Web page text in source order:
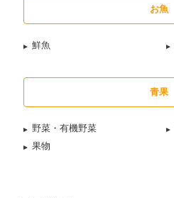
お魚
鮮魚
青果
野菜・有機野菜
果物